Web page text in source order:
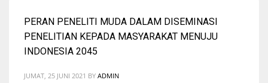
PERAN PENELITI MUDA DALAM DISEMINASI
PENELITIAN KEPADA MASYARAKAT MENUJU
INDONESIA 2045
JUMAT, 25 JUNI 2021 BY ADMIN